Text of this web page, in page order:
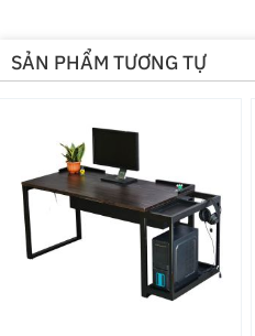
SẢN PHẨM TƯƠNG TỰ